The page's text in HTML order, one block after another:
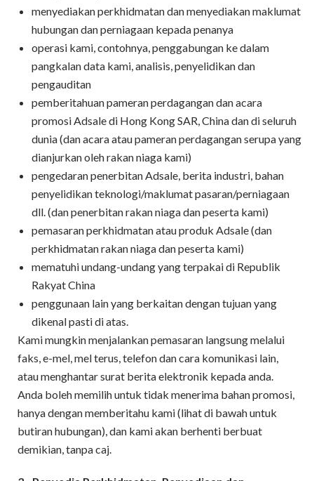
menyediakan perkhidmatan dan menyediakan maklumat
hubungan dan perniagaan kepada penanya
operasi kami, contohnya, penggabungan ke dalam
pangkalan data kami, analisis, penyelidikan dan
pengauditan
pemberitahuan pameran perdagangan dan acara
promosi Adsale di Hong Kong SAR, China dan di seluruh
dunia (dan acara atau pameran perdagangan serupa yang
dianjurkan oleh rakan niaga kami)
pengedaran penerbitan Adsale, berita industri, bahan
penyelidikan teknologi/maklumat pasaran/perniagaan
dll. (dan penerbitan rakan niaga dan peserta kami)
pemasaran perkhidmatan atau produk Adsale (dan
perkhidmatan rakan niaga dan peserta kami)
mematuhi undang-undang yang terpakai di Republik
Rakyat China
penggunaan lain yang berkaitan dengan tujuan yang
dikenal pasti di atas.
Kami mungkin menjalankan pemasaran langsung melalui
faks, e-mel, mel terus, telefon dan cara komunikasi lain,
atau menghantar surat berita elektronik kepada anda.
Anda boleh memilih untuk tidak menerima bahan promosi,
hanya dengan memberitahu kami (lihat di bawah untuk
butiran hubungan), dan kami akan berhenti berbuat
demikian, tanpa caj.